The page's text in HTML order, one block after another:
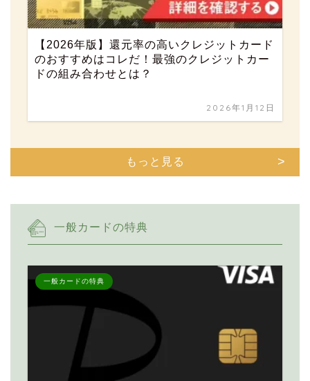
【2026年版】還元率の高いクレジットカード
のおすすめはコレだ！最強のクレジットカー
ドの組み合わせとは？
2026年1月12日
もっと見る
一般カードの特典
一般カードの特典